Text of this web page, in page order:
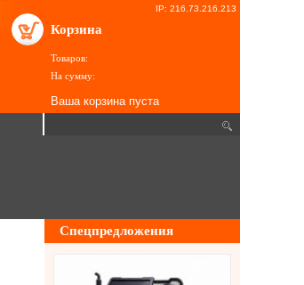
IP: 216.73.216.213
Корзина
Товаров:
На сумму:
Ваша корзина пуста
Спецпредложения